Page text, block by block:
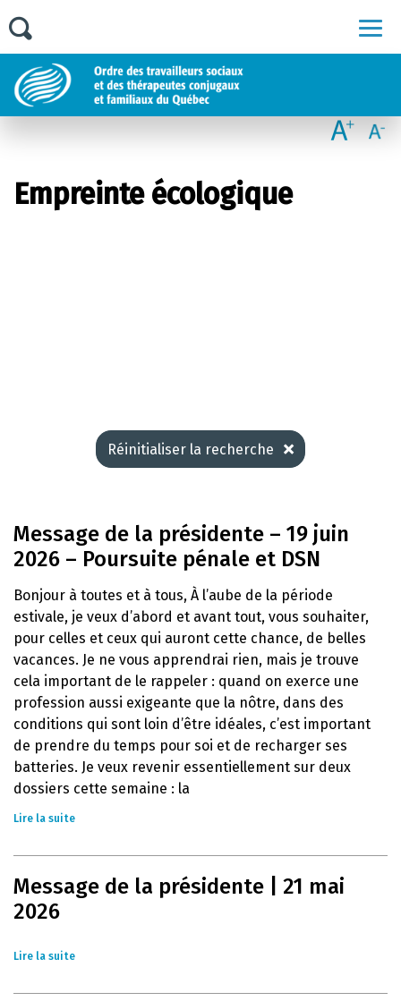
Empreinte écologique
Réinitialiser la recherche
Message de la présidente – 19 juin
2026 – Poursuite pénale et DSN
Bonjour à toutes et à tous, À l’aube de la période
estivale, je veux d’abord et avant tout, vous souhaiter,
pour celles et ceux qui auront cette chance, de belles
vacances. Je ne vous apprendrai rien, mais je trouve
cela important de le rappeler : quand on exerce une
profession aussi exigeante que la nôtre, dans des
conditions qui sont loin d’être idéales, c’est important
de prendre du temps pour soi et de recharger ses
batteries. Je veux revenir essentiellement sur deux
dossiers cette semaine : la
Lire la suite
Message de la présidente | 21 mai
2026
Lire la suite